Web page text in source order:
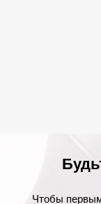
Чтобы